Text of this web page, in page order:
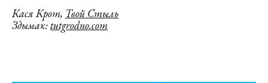
Кася Крот, Твой Стыль
Здымак:tutgrodno.com